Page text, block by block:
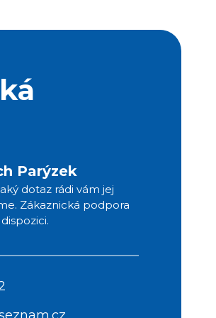
Parýzek
dotaz rádi vám jej
Zákaznická podpora